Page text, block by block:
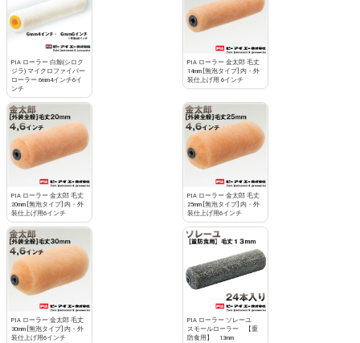
PIA ローラー 白鯨(シロク
ジラ) マイクロファイバー
ローラー 6mm4インチ6イ
ンチ
PIA ローラー 金太郎 毛丈
14mm [無泡タイプ] 内・外
装仕上げ用 6インチ
PIA ローラー 金太郎 毛丈
20mm [無泡タイプ] 内・外
装仕上げ用6インチ
PIA ローラー 金太郎 毛丈
25mm [無泡タイプ] 内・外
装仕上げ用6インチ
PIA ローラー 金太郎 毛丈
30mm [無泡タイプ] 内・外
装仕上げ用6インチ
PIA ローラー ソレーユ
スモールローラー 【重
防食用】 13mm